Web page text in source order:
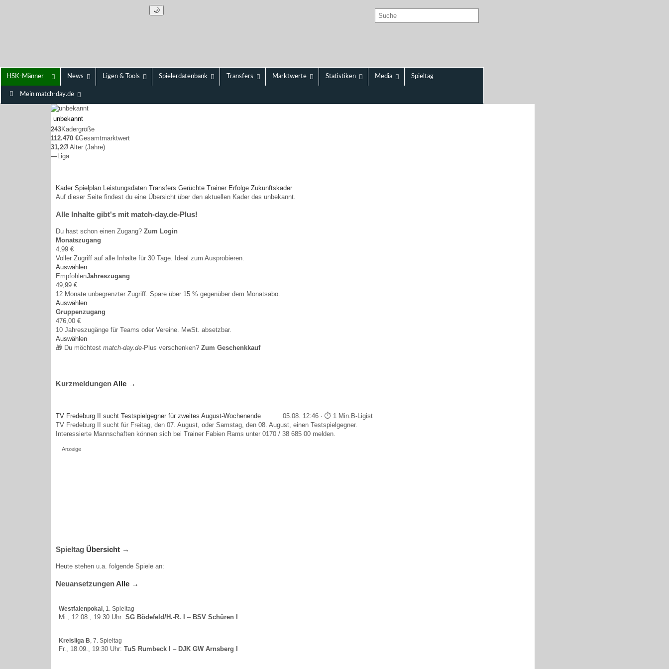
🌙
HSK-Männer News Ligen & Tools Spielerdatenbank Transfers Marktwerte Statistiken Media Spieltag
Mein match-day.de
unbekannt
243Kadergröße
112.470 €Gesamtmarktwert
31,2Ø Alter (Jahre)
—Liga
Kader Spielplan Leistungsdaten Transfers Gerüchte Trainer Erfolge Zukunftskader
Auf dieser Seite findest du eine Übersicht über den aktuellen Kader des unbekannt.
Alle Inhalte gibt's mit match-day.de-Plus!
Du hast schon einen Zugang?Zum Login
Monatszugang
4,99 €
Voller Zugriff auf alle Inhalte für 30 Tage. Ideal zum Ausprobieren.
Auswählen
EmpfohlenJahreszugang
49,99 €
12 Monate unbegrenzter Zugriff. Spare über 15 % gegenüber dem Monatsabo.
Auswählen
Gruppenzugang
476,00 €
10 Jahreszugänge für Teams oder Vereine. MwSt. absetzbar.
Auswählen
🎁 Du möchtestmatch-day.de-Plus verschenken?Zum Geschenkkauf
KurzmeldungenAlle →
TV Fredeburg II sucht Testspielgegner für zweites August-Wochenende 05.08. 12:46 · ⏱ 1 Min. B-Ligist
TV Fredeburg II sucht für Freitag, den 07. August, oder Samstag, den 08. August, einen Testspielgegner.
Interessierte Mannschaften können sich bei Trainer Fabien Rams unter 0170 / 38 685 00 melden.
Anzeige
Spieltag Übersicht →
Heute stehen u.a. folgende Spiele an:
NeuansetzungenAlle →
Westfalenpokal , 1. Spieltag
Mi., 12.08., 19:30 Uhr:SG Bödefeld/H.-R. I – BSV Schüren I
Kreisliga B , 7. Spieltag
Fr., 18.09., 19:30 Uhr:TuS Rumbeck I – DJK GW Arnsberg I